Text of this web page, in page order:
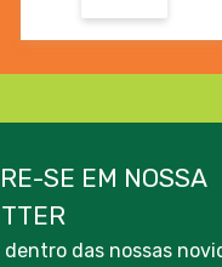
SE EM NOSSA
dentro das nossas